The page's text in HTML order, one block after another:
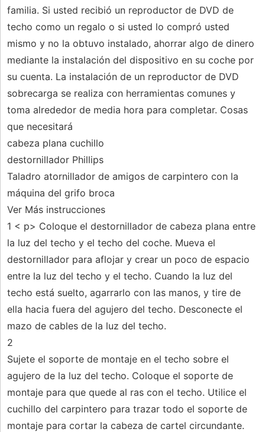
familia. Si usted recibió un reproductor de DVD de
techo como un regalo o si usted lo compró usted
mismo y no la obtuvo instalado, ahorrar algo de dinero
mediante la instalación del dispositivo en su coche por
su cuenta. La instalación de un reproductor de DVD
sobrecarga se realiza con herramientas comunes y
toma alrededor de media hora para completar. Cosas
que necesitará
cabeza plana cuchillo
destornillador Phillips
Taladro atornillador de amigos de carpintero con la
máquina del grifo broca
Ver Más instrucciones
1 < p> Coloque el destornillador de cabeza plana entre
la luz del techo y el techo del coche. Mueva el
destornillador para aflojar y crear un poco de espacio
entre la luz del techo y el techo. Cuando la luz del
techo está suelto, agarrarlo con las manos, y tire de
ella hacia fuera del agujero del techo. Desconecte el
mazo de cables de la luz del techo.
2
Sujete el soporte de montaje en el techo sobre el
agujero de la luz del techo. Coloque el soporte de
montaje para que quede al ras con el techo. Utilice el
cuchillo del carpintero para trazar todo el soporte de
montaje para cortar la cabeza de cartel circundante.